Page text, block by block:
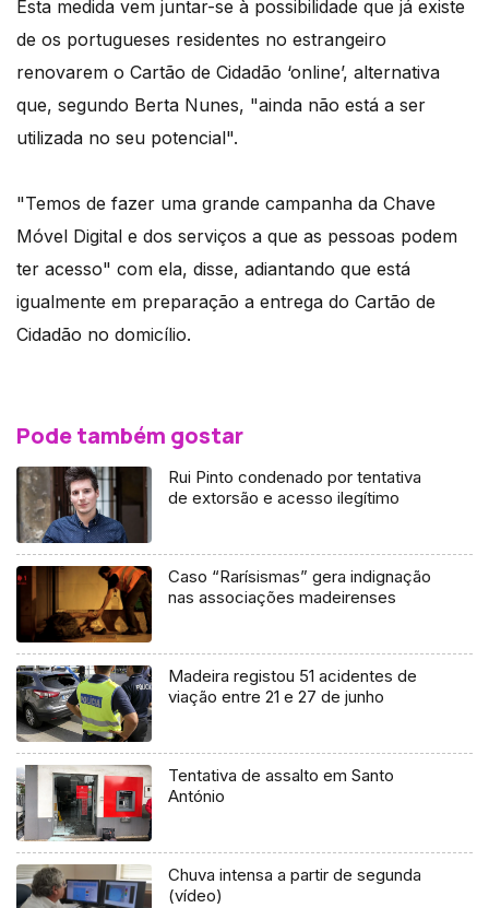
Esta medida vem juntar-se à possibilidade que já existe
de os portugueses residentes no estrangeiro
renovarem o Cartão de Cidadão ‘online’, alternativa
que, segundo Berta Nunes, "ainda não está a ser
utilizada no seu potencial".
"Temos de fazer uma grande campanha da Chave
Móvel Digital e dos serviços a que as pessoas podem
ter acesso" com ela, disse, adiantando que está
igualmente em preparação a entrega do Cartão de
Cidadão no domicílio.
Pode também gostar
Rui Pinto condenado por tentativa
de extorsão e acesso ilegítimo
Caso “Rarísismas” gera indignação
nas associações madeirenses
Madeira registou 51 acidentes de
viação entre 21 e 27 de junho
Tentativa de assalto em Santo
António
Chuva intensa a partir de segunda
(vídeo)